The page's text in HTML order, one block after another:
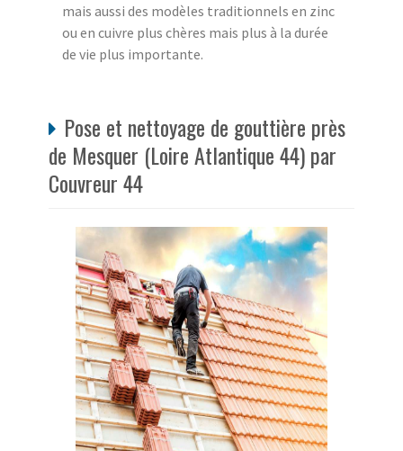
mais aussi des modèles traditionnels en zinc
ou en cuivre plus chères mais plus à la durée
de vie plus importante.
Pose et nettoyage de gouttière près
de Mesquer (Loire Atlantique 44) par
Couvreur 44